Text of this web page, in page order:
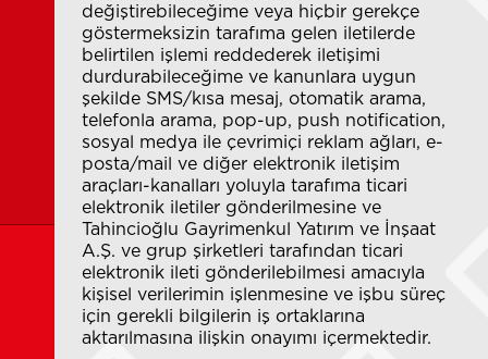
değiştirebileceğime veya hiçbir gerekçe
göstermeksizin tarafıma gelen iletilerde
belirtilen işlemi reddederek iletişimi
durdurabileceğime ve kanunlara uygun
şekilde SMS/kısa mesaj, otomatik arama,
telefonla arama, pop-up, push notification,
sosyal medya ile çevrimiçi reklam ağları, e-
posta/mail ve diğer elektronik iletişim
araçları-kanalları yoluyla tarafıma ticari
elektronik iletiler gönderilmesine ve
Tahincioğlu Gayrimenkul Yatırım ve İnşaat
A.Ş. ve grup şirketleri tarafından ticari
elektronik ileti gönderilebilmesi amacıyla
kişisel verilerimin işlenmesine ve işbu süreç
için gerekli bilgilerin iş ortaklarına
aktarılmasına ilişkin onayımı içermektedir.